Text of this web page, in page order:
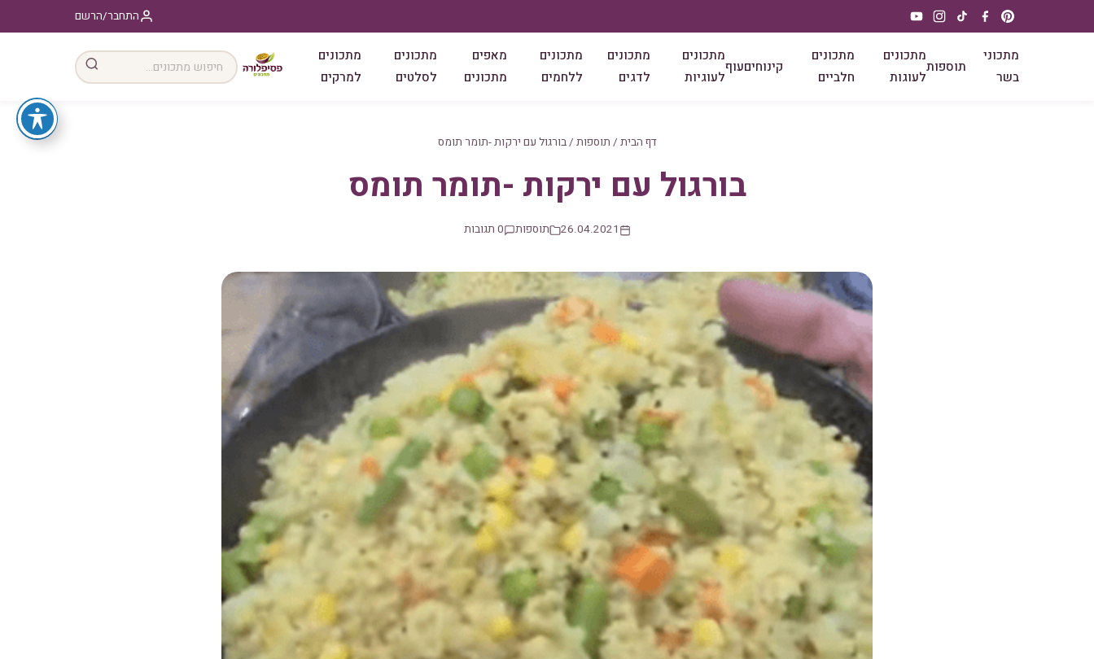
התחבר/הרשם
מתכוני
בשר
תוספות
מתכונים
לעוגות
מתכונים
חלביים
קינוחיםעוף
מתכונים
לעוגיות
מתכונים
לדגים
מתכונים
ללחמים
מאפים
מתכונים
מתכונים
לסלטים
מתכונים
למרקים
דף הבית / תוספות /בורגול עם ירקות -תומר תומס
בורגול עם ירקות -תומר תומס
26.04.2021 תוספות 0 תגובות